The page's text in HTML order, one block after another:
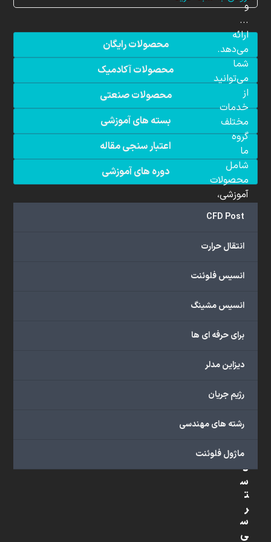
محصولات رایگان
محصولات آکادمیک
محصولات صنعتی
بسته های آموزشی
اعتبار سنجی مقاله
دوره های آموزشی
CFD Post
انتقال حرارت
انسیس فلوئنت
انسیس مشینگ
برای حرفه ای ها
دیزاین مدلر
رژیم جریان
رشته های مهندسی
ماژول فلوئنت
و
...
ارائه
می‌دهد.
شما
می‌توانید
از
خدمات
مختلف
گروه
ما
شامل
محصولات
آموزشی،
دوره‌های
آموزشی،
مشاوره
تخصصی،
پروژه‌های
شبیه
و
آنلاین
طور
بهره
د
س
ت
ر
س
ی